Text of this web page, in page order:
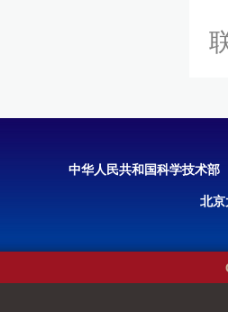
中华人民共和国科学技术部
北京